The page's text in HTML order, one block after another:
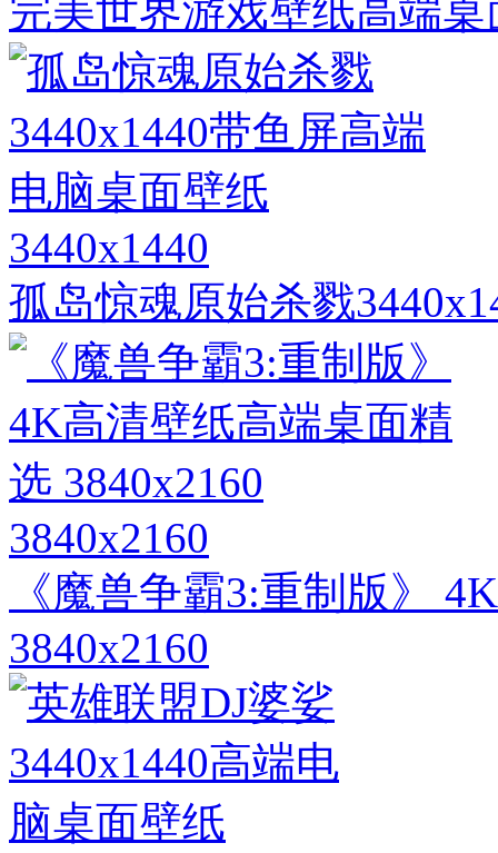
完美世界游戏壁纸高端桌
3440x1440
孤岛惊魂原始杀戮
3840x2160
《魔兽争霸3:重制版》
3840x2160